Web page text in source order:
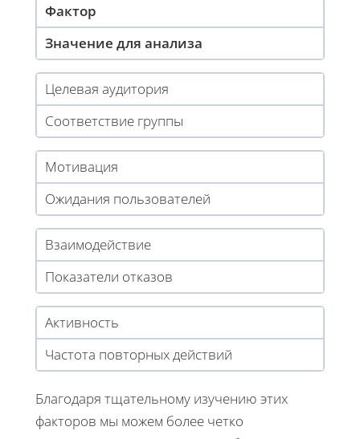
Фактор
Значение для анализа
Целевая аудитория
Соответствие группы
Мотивация
Ожидания пользователей
Взаимодействие
Показатели отказов
Активность
Частота повторных действий
Благодаря тщательному изучению этих
факторов мы можем более четко